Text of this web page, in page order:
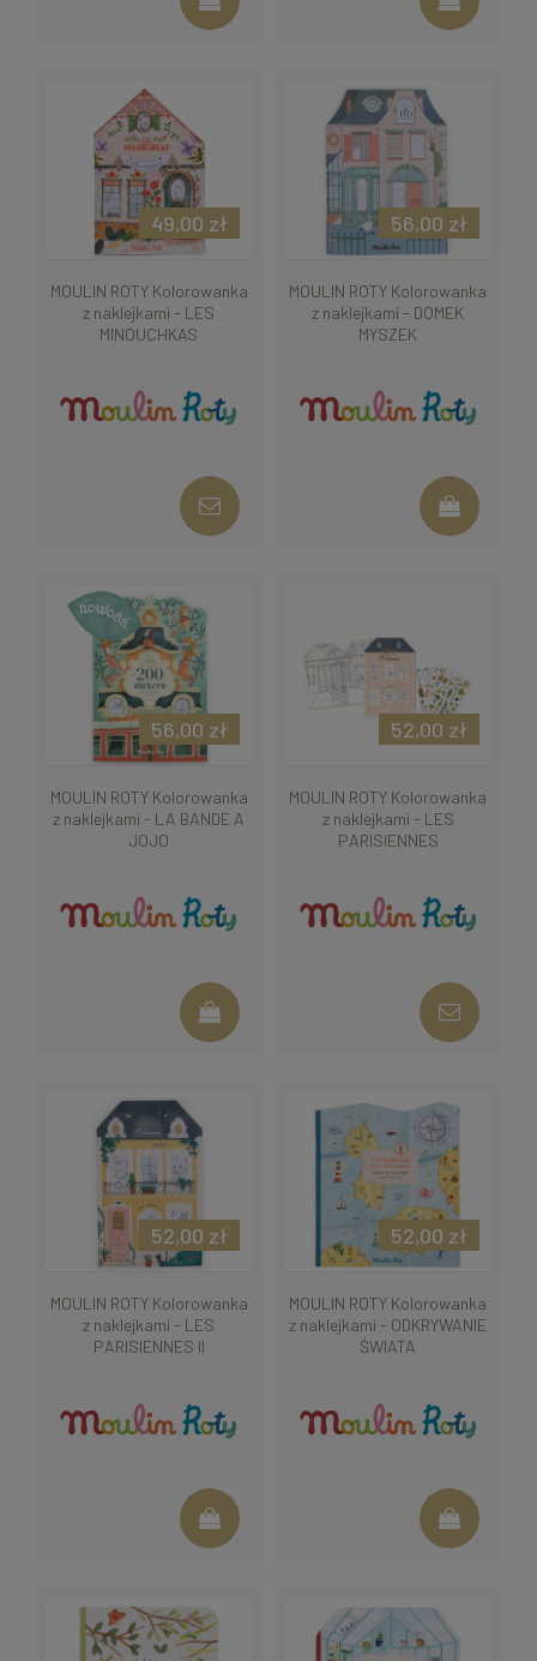
MOULIN ROTY Kolorowanka
z naklejkami - LES
MINOUCHKAS
49,00 zł
MOULIN ROTY Kolorowanka
z naklejkami - DOMEK
MYSZEK
56,00 zł
MOULIN ROTY Kolorowanka
z naklejkami - LA BANDE A
JOJO
56,00 zł
MOULIN ROTY Kolorowanka
z naklejkami - LES
PARISIENNES
52,00 zł
MOULIN ROTY Kolorowanka
z naklejkami - LES
PARISIENNES II
52,00 zł
MOULIN ROTY Kolorowanka
z naklejkami - ODKRYWANIE
ŚWIATA
52,00 zł